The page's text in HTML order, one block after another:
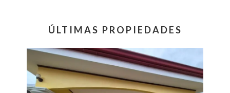
ÚLTIMAS PROPIEDADES